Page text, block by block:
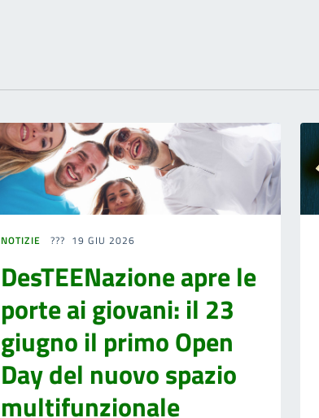
NOTIZIE 19 GIU 2026
DesTEENazione apre le
porte ai giovani: il 23
giugno il primo Open
Day del nuovo spazio
multifunzionale